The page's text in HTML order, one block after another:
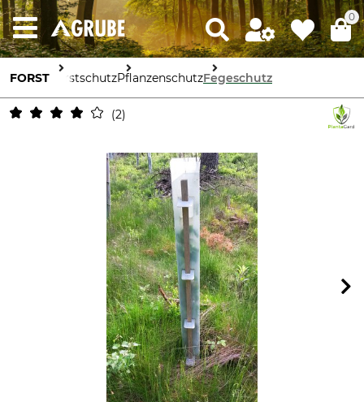
0
FORST ForstschutzPflanzenschutzFegeschutz
2